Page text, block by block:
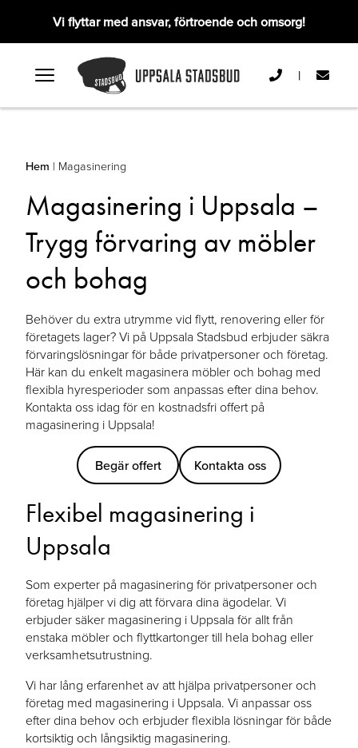
Vi flyttar med ansvar, förtroende och omsorg!
|
Hem | Magasinering
Magasinering i Uppsala –
Trygg förvaring av möbler
och bohag
Behöver du extra utrymme vid flytt, renovering eller för
företagets lager? Vi på Uppsala Stadsbud erbjuder säkra
förvaringslösningar för både privatpersoner och företag.
Här kan du enkelt magasinera möbler och bohag med
flexibla hyresperioder som anpassas efter dina behov.
Kontakta oss idag för en kostnadsfri offert på
magasinering i Uppsala!
Begär offert Kontakta oss
Flexibel magasinering i
Uppsala
Som experter på magasinering för privatpersoner och
företag hjälper vi dig att förvara dina ägodelar. Vi
erbjuder säker magasinering i Uppsala för allt från
enstaka möbler och flyttkartonger till hela bohag eller
verksamhetsutrustning.
Vi har lång erfarenhet av att hjälpa privatpersoner och
företag med magasinering i Uppsala. Vi anpassar oss
efter dina behov och erbjuder flexibla lösningar för både
kortsiktig och långsiktig magasinering.